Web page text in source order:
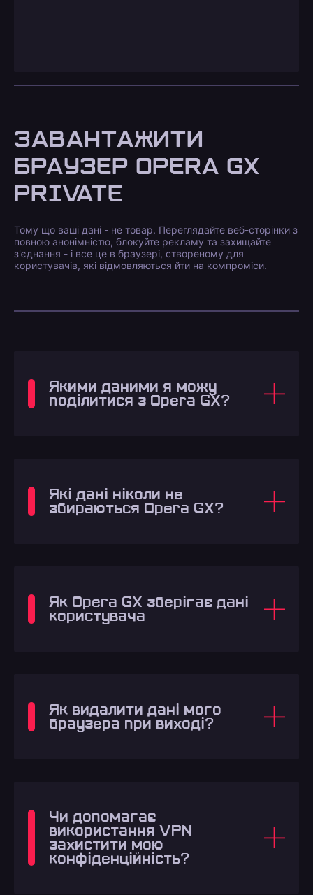
ЗАВАНТАЖИТИ
БРАУЗЕР OPERA GX
PRIVATE
Тому що ваші дані - не товар. Переглядайте веб-сторінки з
повною анонімністю, блокуйте рекламу та захищайте
з'єднання - і все це в браузері, створеному для
користувачів, які відмовляються йти на компроміси.
Якими даними я можу
поділитися з Opera GX?
Які дані ніколи не
збираються Opera GX?
Як Opera GX зберігає дані
користувача
Як видалити дані мого
браузера при виході?
Чи допомагає
використання VPN
захистити мою
конфіденційність?